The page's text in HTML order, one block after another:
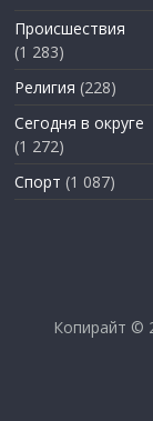
Происшествия
(1 283)
Религия (228)
Сегодня в округе
(1 272)
Спорт (1 087)
Копирайт ©